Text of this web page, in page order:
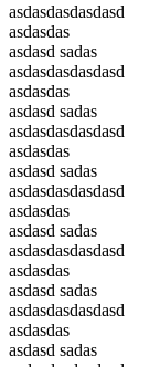
asdasdasdasdasd
asdasdas
asdasd sadas
asdasdasdasdasd
asdasdas
asdasd sadas
asdasdasdasdasd
asdasdas
asdasd sadas
asdasdasdasdasd
asdasdas
asdasd sadas
asdasdasdasdasd
asdasdas
asdasd sadas
asdasdasdasdasd
asdasdas
asdasd sadas